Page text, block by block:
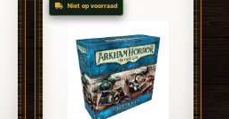
Niet op voorraad